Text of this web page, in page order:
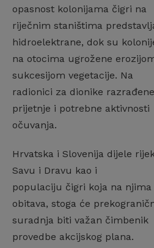
opasnost kolonijama čigri na
riječnim staništima
hidroelektrane, dok su
na otocima ugrožene
sukcesijom vegetacije. Na
radionici za dionike
prijetnje i potrebne aktivnosti
očuvanja.
Hrvatska i Slovenija dijele
Savu i Dravu kao i
populaciju čigri koja na njima
obitava, stoga će
suradnja biti važan čimbenik
provedbe akcijskog plana.